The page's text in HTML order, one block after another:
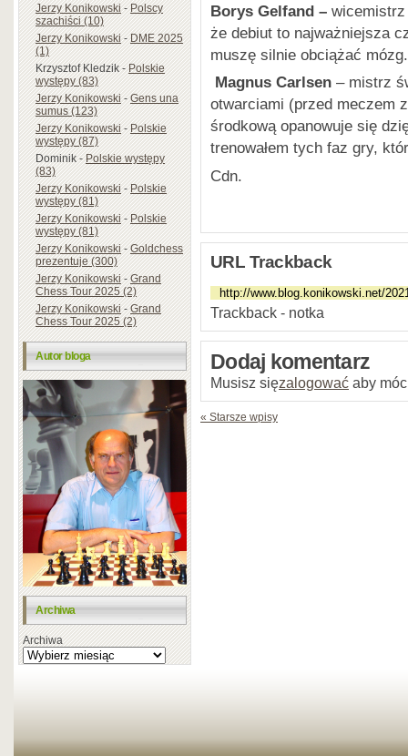
Jerzy Konikowski-Polscy
szachiści (10)
Jerzy Konikowski-DME 2025
(1)
Krzysztof Kledzik-Polskie
występy (83)
Jerzy Konikowski-Gens una
sumus (123)
Jerzy Konikowski-Polskie
występy (87)
Dominik-Polskie występy
(83)
Jerzy Konikowski-Polskie
występy (81)
Jerzy Konikowski-Polskie
występy (81)
Jerzy Konikowski-Goldchess
prezentuje (300)
Jerzy Konikowski-Grand
Chess Tour 2025 (2)
Jerzy Konikowski-Grand
Chess Tour 2025 (2)
Autor bloga
Archiwa
Archiwa
Borys Gelfand – wicemistrz
że debiut to najważniejsza
muszę silnie obciążać mózg.
Magnus Carlsen – mistrz
otwarciami (przed meczem
środkową opanowuje się
trenowałem tych faz gry,
Cdn.
URL Trackback
Trackback - notka
Dodaj komentarz
Musisz sięzalogować aby
« Starsze wpisy